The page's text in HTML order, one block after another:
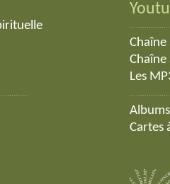
Chaîne
Les
Cartes